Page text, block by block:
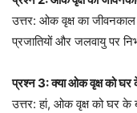
उत्तर: ओक वृक्ष का
प्रजातियों और जलवायु पर
प्रश्न 3: क्या ओक वृक्ष को घर
उत्तर: हां, ओक वृक्ष को घर